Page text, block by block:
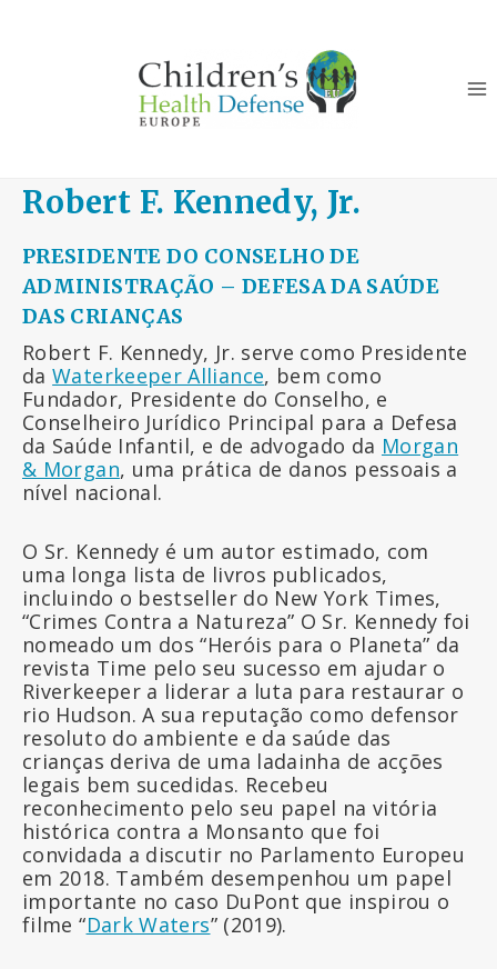
Robert F. Kennedy, Jr.
PRESIDENTE DO CONSELHO DE
ADMINISTRAÇÃO – DEFESA DA SAÚDE
DAS CRIANÇAS
Robert F. Kennedy, Jr. serve como Presidente
daWaterkeeper Alliance, bem como
Fundador, Presidente do Conselho, e
Conselheiro Jurídico Principal para a Defesa
da Saúde Infantil, e de advogado da Morgan
& Morgan, uma prática de danos pessoais a
nível nacional.
O Sr. Kennedy é um autor estimado, com
uma longa lista de livros publicados,
incluindo o bestseller do New York Times,
“Crimes Contra a Natureza” O Sr. Kennedy foi
nomeado um dos “Heróis para o Planeta” da
revista Time pelo seu sucesso em ajudar o
Riverkeeper a liderar a luta para restaurar o
rio Hudson. A sua reputação como defensor
resoluto do ambiente e da saúde das
crianças deriva de uma ladainha de acções
legais bem sucedidas. Recebeu
reconhecimento pelo seu papel na vitória
histórica contra a Monsanto que foi
convidada a discutir no Parlamento Europeu
em 2018. Também desempenhou um papel
importante no caso DuPont que inspirou o
filme “Dark Waters” (2019).